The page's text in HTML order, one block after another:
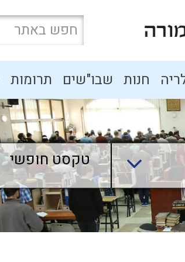
חנות שבו"שים תרומות